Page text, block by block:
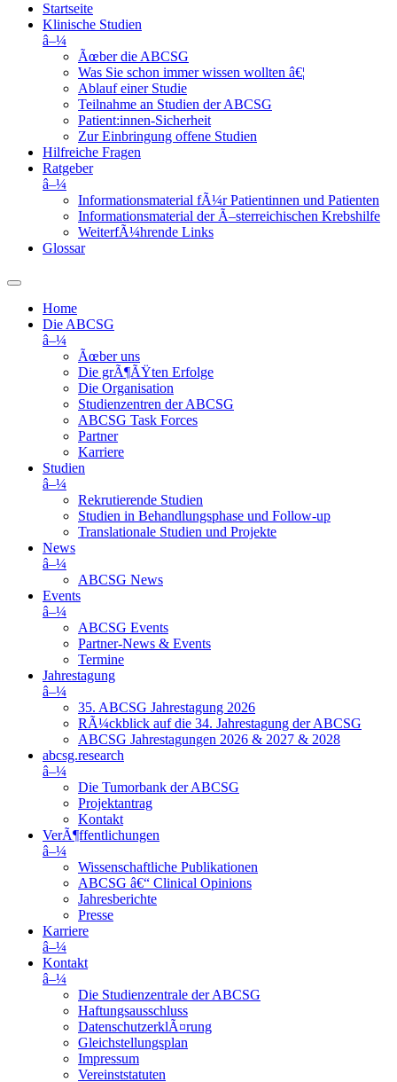
Startseite
Klinische Studien
â–¼
Ãœber die ABCSG
Was Sie schon immer wissen wollten â€¦
Ablauf einer Studie
Teilnahme an Studien der ABCSG
Patient:innen-Sicherheit
Zur Einbringung offene Studien
Hilfreiche Fragen
Ratgeber
â–¼
Informationsmaterial fÃ¼r Patientinnen und Patienten
Informationsmaterial der Ã–sterreichischen Krebshilfe
WeiterfÃ¼hrende Links
Glossar
Home
Die ABCSG
â–¼
Ãœber uns
Die grÃ¶ÃŸten Erfolge
Die Organisation
Studienzentren der ABCSG
ABCSG Task Forces
Partner
Karriere
Studien
â–¼
Rekrutierende Studien
Studien in Behandlungsphase und Follow-up
Translationale Studien und Projekte
News
â–¼
ABCSG News
Events
â–¼
ABCSG Events
Partner-News & Events
Termine
Jahrestagung
â–¼
35. ABCSG Jahrestagung 2026
RÃ¼ckblick auf die 34. Jahrestagung der ABCSG
ABCSG Jahrestagungen 2026 & 2027 & 2028
abcsg.research
â–¼
Die Tumorbank der ABCSG
Projektantrag
Kontakt
VerÃ¶ffentlichungen
â–¼
Wissenschaftliche Publikationen
ABCSG â€“ Clinical Opinions
Jahresberichte
Presse
Karriere
â–¼
Kontakt
â–¼
Die Studienzentrale der ABCSG
Haftungsausschluss
DatenschutzerklÃ¤rung
Gleichstellungsplan
Impressum
Vereinststatuten